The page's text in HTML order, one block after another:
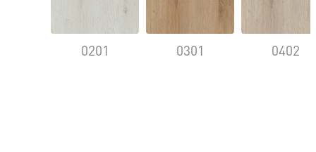
0201 0301 0402